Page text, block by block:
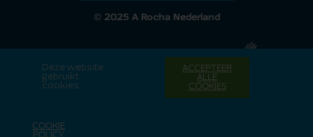
© 2025 A Rocha Nederland
Deze website
gebruikt
cookies
ACCEPTEER
ALLE
COOKIES
COOKIE